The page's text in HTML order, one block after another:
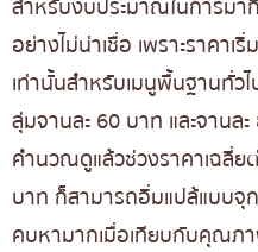
สำหรับงบประมาณในการมา
อย่างไม่น่าเชื่อ เพราะราคาเ
เท่านั้นสำหรับเมนูพื้นฐานทั่ว
ลุ่มจานละ 60 บาท และจาน
คำนวณดูแล้วช่วงราคาเฉลี่
บาท ก็สามารถอิ่มแปล้แบบจุ
คบหามากเมื่อเทียบกับคุณภ